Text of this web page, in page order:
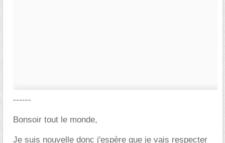
------
Bonsoir tout le monde,
Je suis nouvelle donc j'espère que je vais respecter